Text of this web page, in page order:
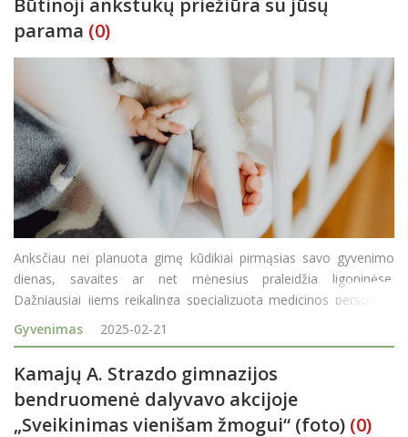
Būtinoji ankstukų priežiūra su jūsų
parama (0)
Anksčiau nei planuota gimę kūdikiai pirmąsias savo gyvenimo
dienas, savaites ar net mėnesius praleidžia ligoninėse.
Dažniausiai jiems reikalinga specializuota medicinos personalo
priežiūra ir ypatingas tėvelių dėmesys. Visuomenės parama taip
pat gali prisidėti prie ankstukų kovos už gyvybę. Ji paded
Gyvenimas 2025-02-21
Kamajų A. Strazdo gimnazijos
bendruomenė dalyvavo akcijoje
„Sveikinimas vienišam žmogui“ (foto) (0)